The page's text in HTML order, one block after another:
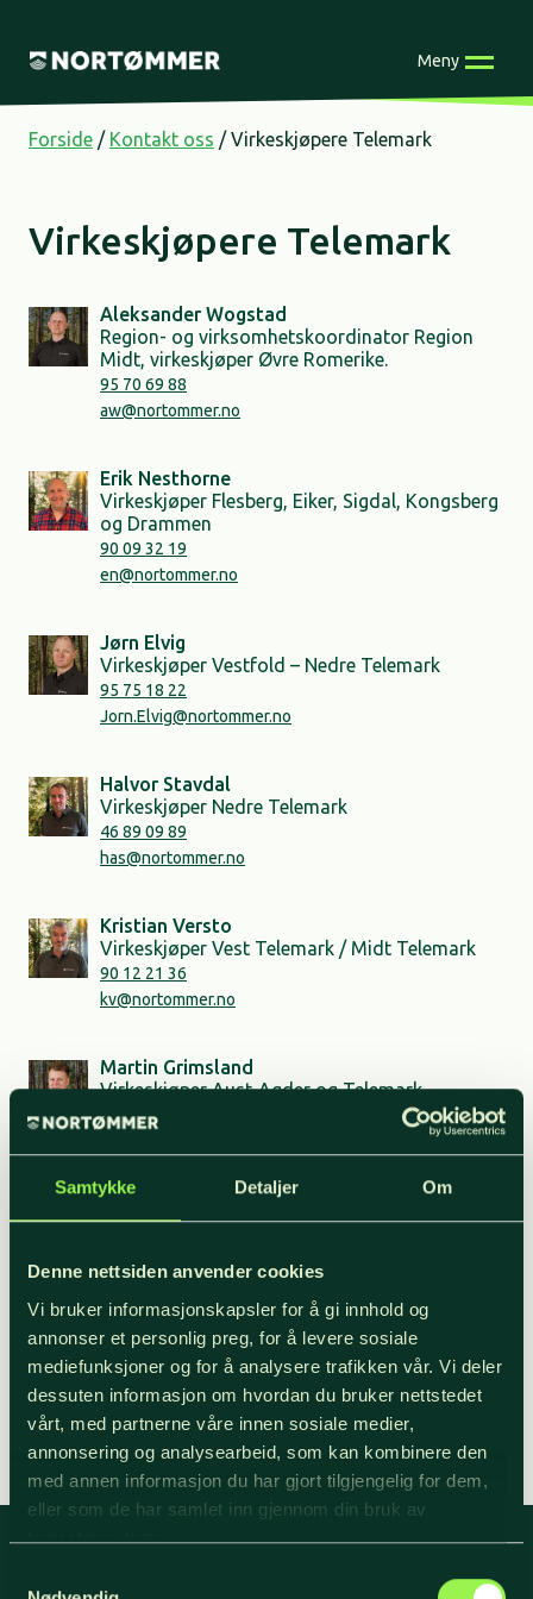
Samtykke Detaljer Om
Denne nettsiden anvender cookies
Vi bruker informasjonskapsler for å gi innhold og
annonser et personlig preg, for å levere sosiale
mediefunksjoner og for å analysere trafikken vår. Vi deler
dessuten informasjon om hvordan du bruker nettstedet
vårt, med partnerne våre innen sosiale medier,
annonsering og analysearbeid, som kan kombinere den
med annen informasjon du har gjort tilgjengelig for dem,
eller som de har samlet inn gjennom din bruk av
tjenestene deres.
Meny
Forside / Kontakt oss /Virkeskjøpere Telemark
Virkeskjøpere Telemark
Aleksander Wogstad
Region- og virksomhetskoordinator Region
Midt, virkeskjøper Øvre Romerike.
95 70 69 88
aw@nortommer.no
Erik Nesthorne
Virkeskjøper Flesberg, Eiker, Sigdal, Kongsberg
og Drammen
90 09 32 19
en@nortommer.no
Jørn Elvig
Virkeskjøper Vestfold – Nedre Telemark
95 75 18 22
Jorn.Elvig@nortommer.no
Halvor Stavdal
Virkeskjøper Nedre Telemark
46 89 09 89
has@nortommer.no
Kristian Versto
Virkeskjøper Vest Telemark / Midt Telemark
90 12 21 36
kv@nortommer.no
Martin Grimsland
Virkeskjøper Aust-Agder og Telemark
95 83 90 50
iho@nortommer.no
Harald Håkenrud
Syning av spesialtømmer.
41 91 51 31
hh@nortommer.no